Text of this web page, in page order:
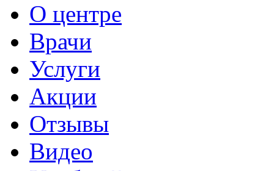
О центре
Врачи
Услуги
Акции
Отзывы
Видео